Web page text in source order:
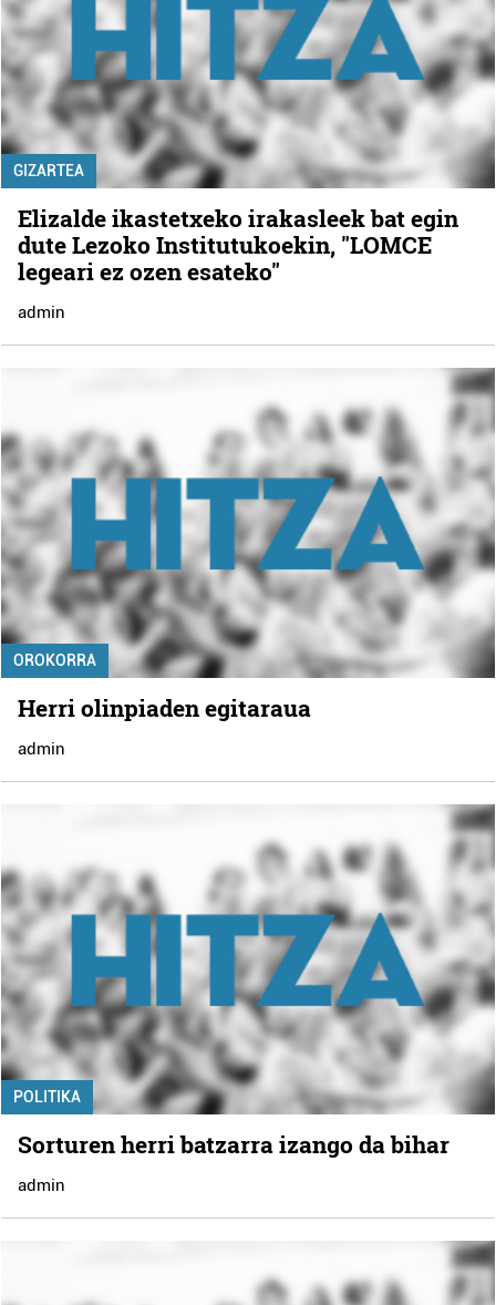
GIZARTEA
Elizalde ikastetxeko irakasleek bat egin
dute Lezoko Institutukoekin, "LOMCE
legeari ez ozen esateko"
admin
OROKORRA
Herri olinpiaden egitaraua
admin
POLITIKA
Sorturen herri batzarra izango da bihar
admin